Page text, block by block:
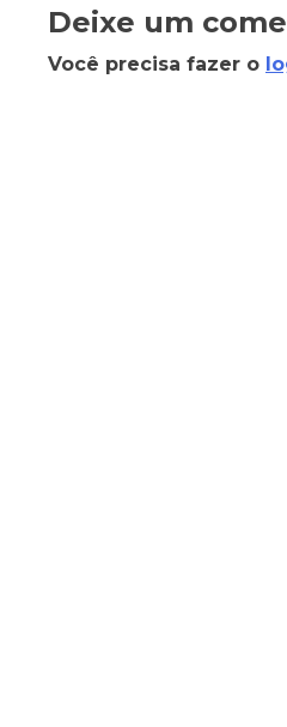
Deixe um
Você precisa fazer o